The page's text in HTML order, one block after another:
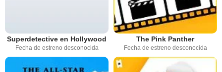
Superdetective en Hollywood
Fecha de estreno desconocida
The Pink Panther
Fecha de estreno desconocida